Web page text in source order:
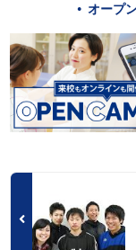
オープ